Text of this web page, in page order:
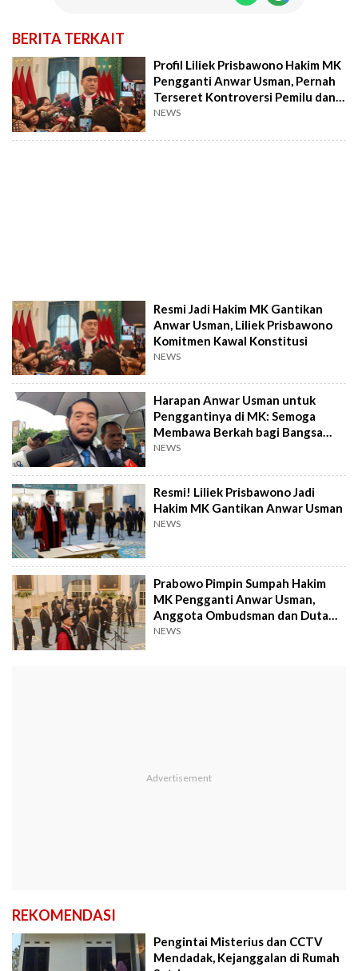
BERITA TERKAIT
Profil Liliek Prisbawono Hakim MK
Pengganti Anwar Usman, Pernah
Terseret Kontroversi Pemilu dan
CPO
NEWS
Resmi Jadi Hakim MK Gantikan
Anwar Usman, Liliek Prisbawono
Komitmen Kawal Konstitusi
NEWS
Harapan Anwar Usman untuk
Penggantinya di MK: Semoga
Membawa Berkah bagi Bangsa
dan Negara
NEWS
Resmi! Liliek Prisbawono Jadi
Hakim MK Gantikan Anwar Usman
NEWS
Prabowo Pimpin Sumpah Hakim
MK Pengganti Anwar Usman,
Anggota Ombudsman dan Duta
Besar
NEWS
REKOMENDASI
Pengintai Misterius dan CCTV
Mendadak, Kejanggalan di Rumah